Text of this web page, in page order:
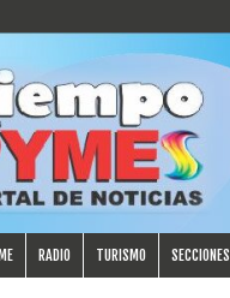
RADIO TURISMO SECCIONES